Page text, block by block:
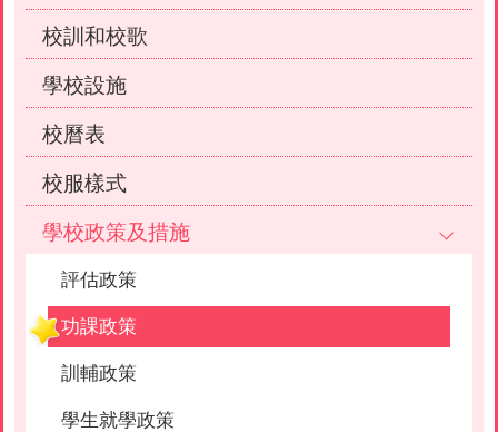
校訓和校歌
學校設施
校曆表
校服樣式
學校政策及措施
評估政策
功課政策
訓輔政策
學生就學政策